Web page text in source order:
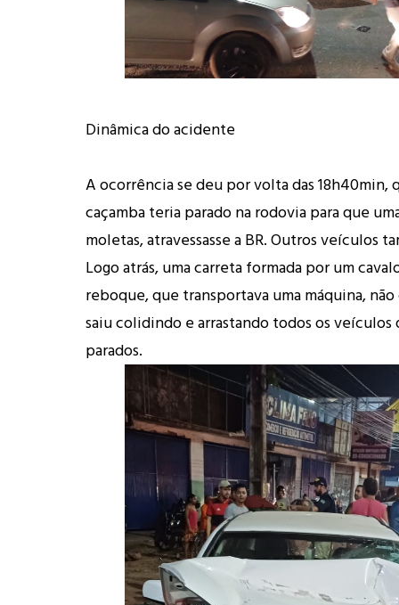
Dinâmica do acidente
A ocorrência se deu por volta das 18h40min,
caçamba teria parado na rodovia para que
moletas, atravessasse a BR. Outros veículos
Logo atrás, uma carreta formada por um
reboque, que transportava uma máquina,
saiu colidindo e arrastando todos os veículos
parados.